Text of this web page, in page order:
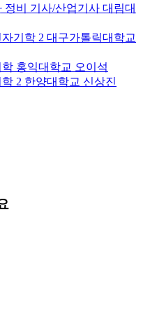
정비 기사/산업기사 대림대
기학 2 대구가톨릭대학교
학 홍익대학교 오이석
2 한양대학교 신상진